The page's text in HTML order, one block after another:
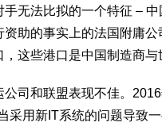
手无法比拟的一个特征 –
资助的事实上的法国附庸
这些港口是中国制造商与
和联盟表现不佳。2016
采用新IT系统的问题导致